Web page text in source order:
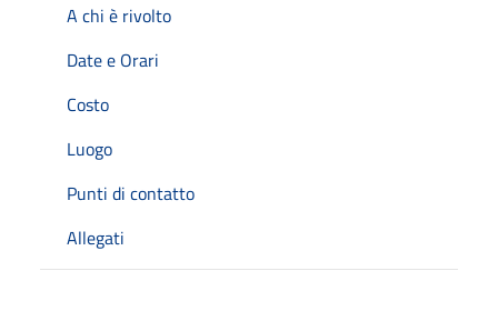
A chi è rivolto
Date e Orari
Costo
Luogo
Punti di contatto
Allegati